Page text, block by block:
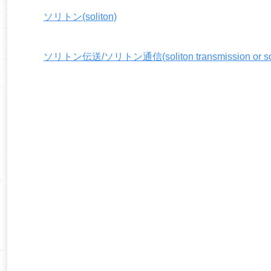
ソリトン(soliton)
ソリトン伝送/ソリトン通信(soliton transmission or